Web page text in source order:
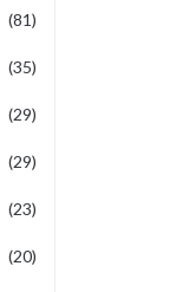
(81)
(35)
(29)
(29)
(23)
(20)